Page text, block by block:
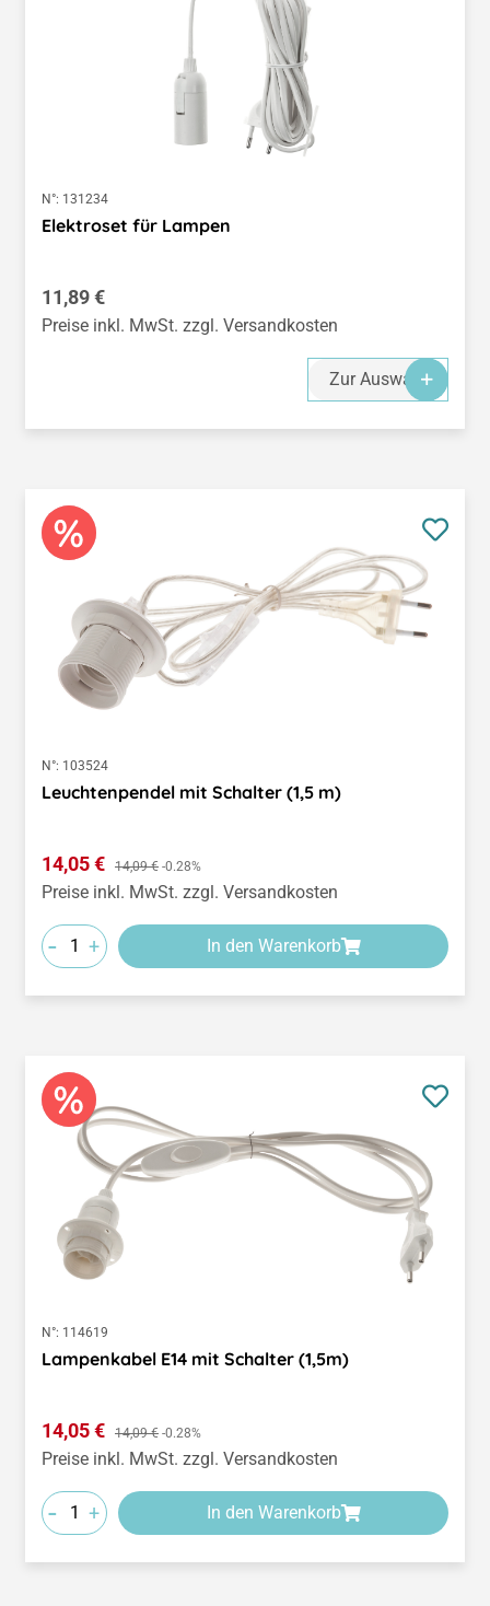
N°: 131234
Elektroset für Lampen
Regulärer Preis:
11,89 €
Preise inkl. MwSt. zzgl. Versandkosten
Zur Auswahl
N°: 103524
Leuchtenpendel mit Schalter (1,5 m)
Verkaufspreis:
14,05 € Regulärer Preis:
14,09 € -0.28%
Preise inkl. MwSt. zzgl. Versandkosten
- + In den Warenkorb
N°: 114619
Lampenkabel E14 mit Schalter (1,5m)
Verkaufspreis:
14,05 € Regulärer Preis:
14,09 € -0.28%
Preise inkl. MwSt. zzgl. Versandkosten
- + In den Warenkorb